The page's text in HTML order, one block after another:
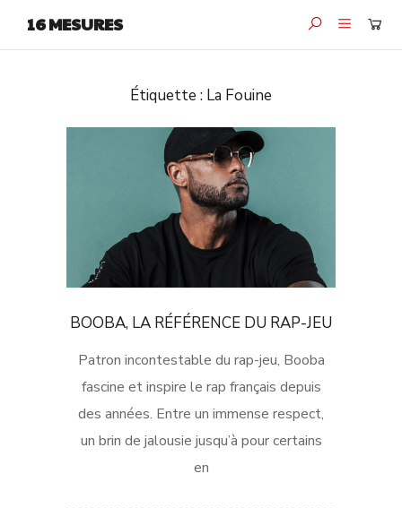
16 MESURES
Étiquette : La Fouine
BOOBA, LA RÉFÉRENCE DU RAP-JEU
Patron incontestable du rap-jeu, Booba
fascine et inspire le rap français depuis
des années. Entre un immense respect,
un brin de jalousie jusqu’à pour certains
en